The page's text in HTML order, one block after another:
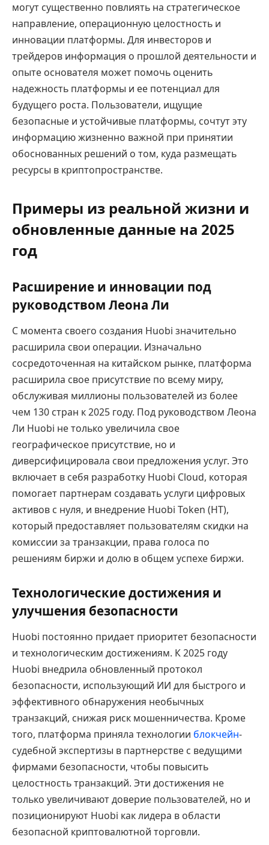
могут существенно повлиять на стратегическое
направление, операционную целостность и
инновации платформы. Для инвесторов и
трейдеров информация о прошлой деятельности и
опыте основателя может помочь оценить
надежность платформы и ее потенциал для
будущего роста. Пользователи, ищущие
безопасные и устойчивые платформы, сочтут эту
информацию жизненно важной при принятии
обоснованных решений о том, куда размещать
ресурсы в криптопространстве.
Примеры из реальной жизни и
обновленные данные на 2025
год
Расширение и инновации под
руководством Леона Ли
С момента своего создания Huobi значительно
расширила свои операции. Изначально
сосредоточенная на китайском рынке, платформа
расширила свое присутствие по всему миру,
обслуживая миллионы пользователей из более
чем 130 стран к 2025 году. Под руководством Леона
Ли Huobi не только увеличила свое
географическое присутствие, но и
диверсифицировала свои предложения услуг. Это
включает в себя разработку Huobi Cloud, которая
помогает партнерам создавать услуги цифровых
активов с нуля, и внедрение Huobi Token (HT),
который предоставляет пользователям скидки на
комиссии за транзакции, права голоса по
решениям биржи и долю в общем успехе биржи.
Технологические достижения и
улучшения безопасности
Huobi постоянно придает приоритет безопасности
и технологическим достижениям. К 2025 году
Huobi внедрила обновленный протокол
безопасности, использующий ИИ для быстрого и
эффективного обнаружения необычных
транзакций, снижая риск мошенничества. Кроме
того, платформа приняла технологии блокчейн-
судебной экспертизы в партнерстве с ведущими
фирмами безопасности, чтобы повысить
целостность транзакций. Эти достижения не
только увеличивают доверие пользователей, но и
позиционируют Huobi как лидера в области
безопасной криптовалютной торговли.